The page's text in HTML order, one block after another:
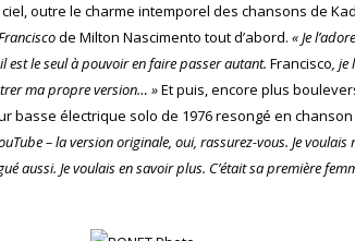
outre le charme intemporel des chansons de
de Milton Nascimento tout d’abord. « Je
est le seul à pouvoir en faire passer autant. Francisco, je
ma propre version… »Et puis, encore plus
basse électrique solo de 1976 resongé en chanson
– la version originale, oui, rassurez-vous. Je
aussi. Je voulais en savoir plus. C’était sa première